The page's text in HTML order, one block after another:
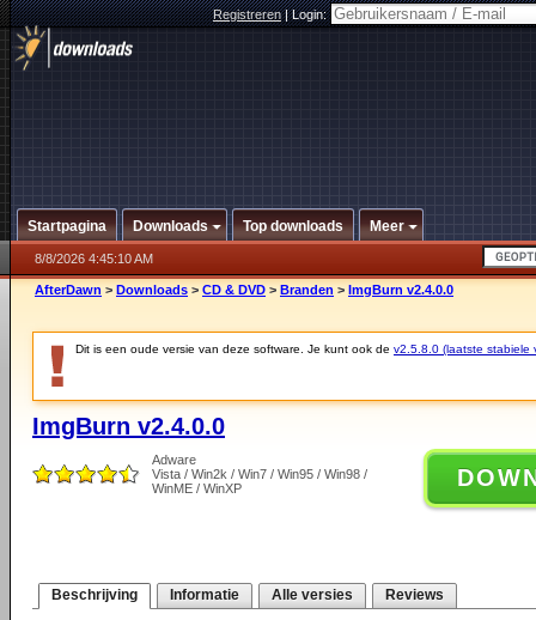
Registreren|Login:
Startpagina Downloads Top downloads Meer
8/8/2026 4:45:10 AM
AfterDawn > Downloads > CD & DVD > Branden > ImgBurn v2.4.0.0
Dit is een oude versie van deze software. Je kunt ook de v2.5.8.0 (laatste stabiele
ImgBurn v2.4.0.0
Adware
Vista / Win2k / Win7 / Win95 / Win98 /
WinME / WinXP
Beschrijving Informatie Alle versies Reviews